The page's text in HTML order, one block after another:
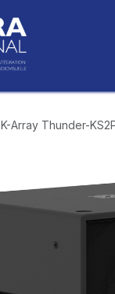
K-Array Thunder-